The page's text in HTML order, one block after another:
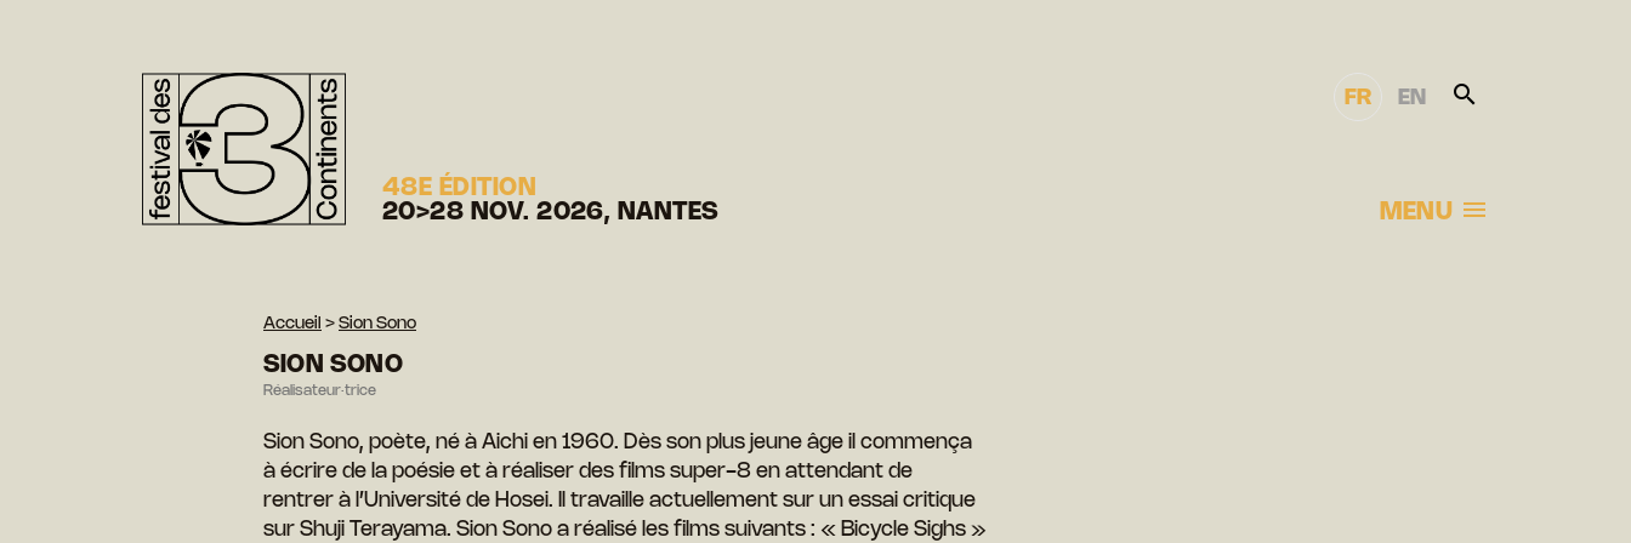
48E ÉDITION
20>28 NOV. 2026, NANTES
FR EN
MENU
Accueil > Sion Sono
SION SONO
Réalisateur·trice
Sion Sono, poète, né à Aichi en 1960. Dès son plus jeune âge il commença
à écrire de la poésie et à réaliser des films super-8 en attendant de
rentrer à l’Université de Hosei. Il travaille actuellement sur un essai critique
sur Shuji Terayama. Sion Sono a réalisé les films suivants : « Bicycle Sighs »